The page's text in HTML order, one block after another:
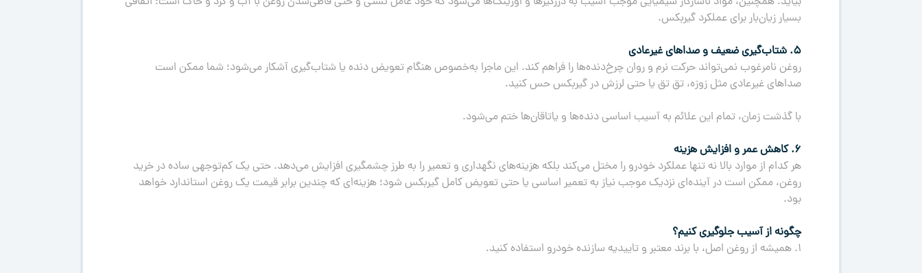
بسیار زیان‌بار برای عملکرد گیربکس.
۵. شتاب‌گیری ضعیف و صداهای غیرعادی
روغن نامرغوب نمی‌تواند حرکت نرم و روان چرخ‌دنده‌ها را فراهم کند. این ماجرا به‌خصوص هنگام تعویض دنده یا شتاب‌گیری آشکار می‌شود؛ شما ممکن است
صداهای غیرعادی مثل زوزه، تق تق یا حتی لرزش در گیربکس حس کنید.
با گذشت زمان، تمام این علائم به آسیب اساسی دنده‌ها و یاتاقان‌ها ختم می‌شود.
۶. کاهش عمر و افزایش هزینه
هر کدام از موارد بالا نه تنها عملکرد خودرو را مختل می‌کند بلکه هزینه‌های نگهداری و تعمیر را به طرز چشمگیری افزایش می‌دهد. حتی یک کم‌توجهی ساده در خرید
روغن، ممکن است در آینده‌ای نزدیک موجب نیاز به تعمیر اساسی یا حتی تعویض کامل گیربکس شود؛ هزینه‌ای که چندین برابر قیمت یک روغن استاندارد خواهد
بود.
چگونه از آسیب جلوگیری کنیم؟
۱. همیشه از روغن اصل، با برند معتبر و تاییدیه سازنده خودرو استفاده کنید.